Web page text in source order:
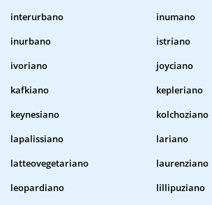
interurbano
inumano
inurbano
istriano
ivoriano
joyciano
kafkiano
kepleriano
keynesiano
kolchoziano
lapalissiano
lariano
latteovegetariano
laurenziano
leopardiano
lillipuziano